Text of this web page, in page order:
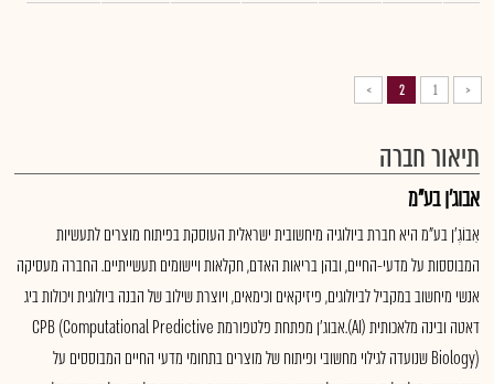
<
1
2
>
תיאור חברה
אבוג'ן בע"מ
אֵבוֹגֶ'ן בע"מ היא חברת ביולוגיה מיחשובית ישראלית העוסקת בפיתוח מוצרים לתעשיות
המבוססות על מדעי-החיים, ובהן בריאות האדם, חקלאות ויישומים תעשייתיים. החברה מעסיקה
אנשי מיחשוב במקביל לביולוגים, פיזיקאים וכימאים, ויוצרת שילוב של הבנה ביולוגית ויכולות ביג
דאטה ובינה מלאכותית (AI).אבוג'ן מפתחת פלטפורמת CPB (Computational Predictive
Biology) שנועדה לגילוי מחשובי ופיתוח של מוצרים בתחומי מדעי החיים המבוססים על